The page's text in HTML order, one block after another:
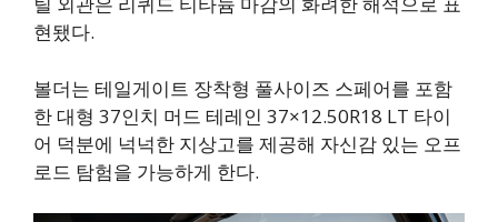
현됐다.
볼더는 테일게이트 장착형 풀사이즈 스페어를 포함
한 대형 37인치 머드 테레인 37×12.50R18 LT 타이
어 덕분에 넉넉한 지상고를 제공해 자신감 있는 오프
로드 탐험을 가능하게 한다.